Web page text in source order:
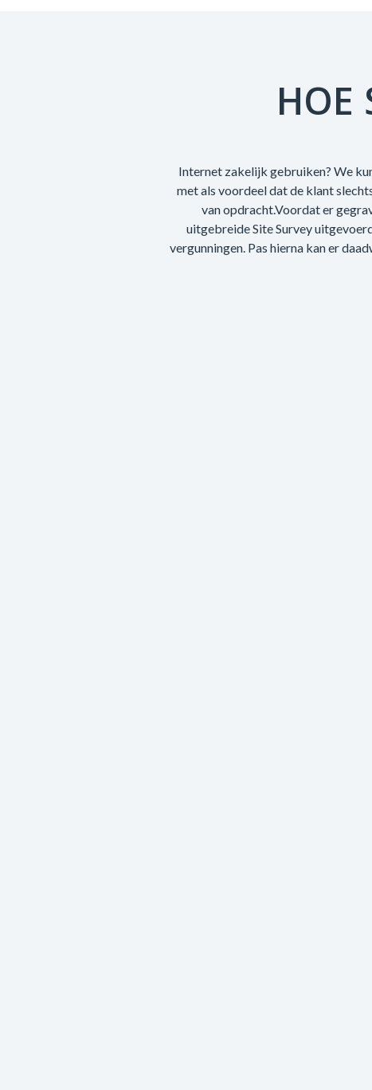
HOE
Internet zakelijk gebruiken? We
met als voordeel dat de klant
van opdracht.Voordat er
uitgebreide Site Survey
vergunningen. Pas hierna kan er